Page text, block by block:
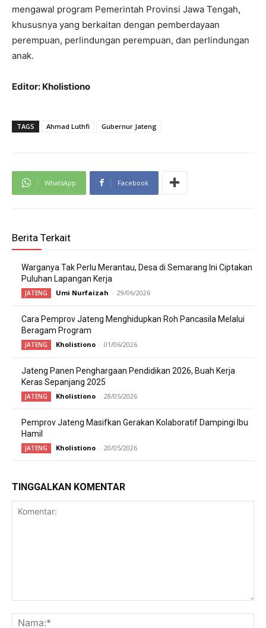
mengawal program Pemerintah Provinsi Jawa Tengah,
khususnya yang berkaitan dengan pemberdayaan
perempuan, perlindungan perempuan, dan perlindungan
anak.
Editor: Kholistiono
TAGS Ahmad Luthfi Gubernur Jateng
WhatsApp Facebook
Berita Terkait
Warganya Tak Perlu Merantau, Desa di Semarang Ini Ciptakan
Puluhan Lapangan Kerja
JATENG Umi Nurfaizah - 29/06/2026
Cara Pemprov Jateng Menghidupkan Roh Pancasila Melalui
Beragam Program
JATENG Kholistiono - 01/06/2026
Jateng Panen Penghargaan Pendidikan 2026, Buah Kerja
Keras Sepanjang 2025
JATENG Kholistiono - 28/05/2026
Pemprov Jateng Masifkan Gerakan Kolaboratif Dampingi Ibu
Hamil
JATENG Kholistiono - 20/05/2026
TINGGALKAN KOMENTAR